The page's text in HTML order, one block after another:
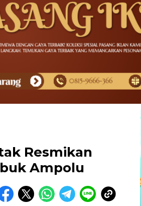
Resmikan
Ampolu